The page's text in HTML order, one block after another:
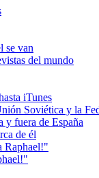
se van
del mundo
iTunes
Soviética y la
y fuera de España
de él
Raphael!"